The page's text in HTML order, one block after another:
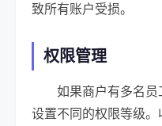
致所有账户受损。
权限管理
如果商户有多名
设置不同的权限等级